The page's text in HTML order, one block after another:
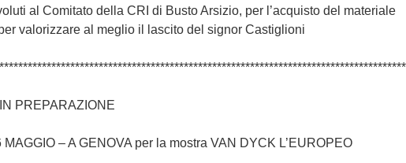
al Comitato della CRI di Busto Arsizio, per l’acquisto del materiale
valorizzare al meglio il lascito del signor Castiglioni
PREPARAZIONE
MAGGIO – A GENOVA per la mostra VAN DYCK L’EUROPEO